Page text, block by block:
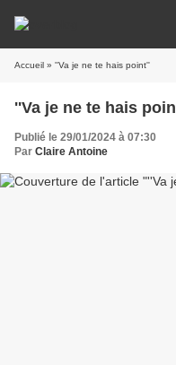
Accueil » ''Va je ne te hais point''
''Va je ne te hais
Publié le 29/01/2024 à 07:30
Par Claire Antoine